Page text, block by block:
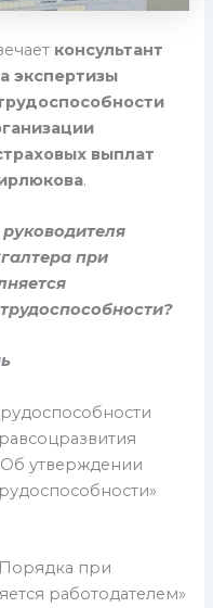
консультант
экспертизы
выплат
.
при
утверждении
Порядка при
работодателем»